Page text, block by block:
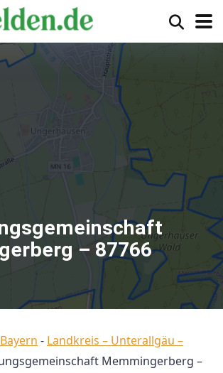
– 87766
Bayern - Landkreis – Unterallgäu –
Memmingerberg –